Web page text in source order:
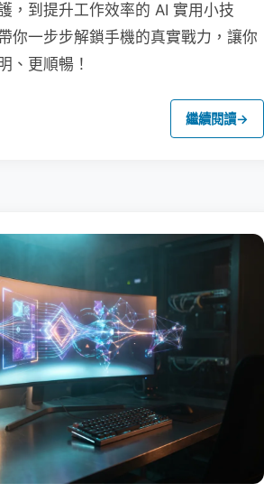
，到提升工作效率的 AI 實用小技
你一步步解鎖手機的真實戰力，讓你
、更順暢！
繼續閱讀→